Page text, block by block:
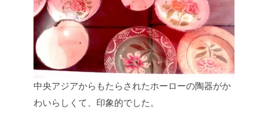
中央アジアからもたらされたホーローの陶器がか
わいらしくて、印象的でした。